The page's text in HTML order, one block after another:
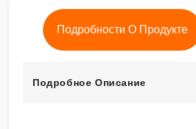
Подробности О Продукте
Подробное Описание